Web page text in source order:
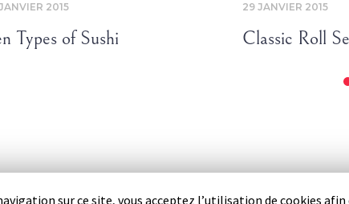
2015
Types of Sushi
29 JANVIER 2015
Classic Roll
sur ce site, vous acceptez l’utilisation de cookies